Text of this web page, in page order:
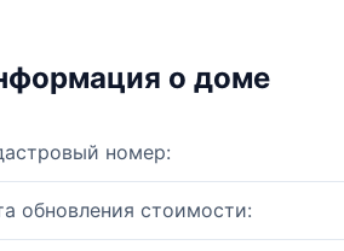
о доме
номер:
обновления стоимости: